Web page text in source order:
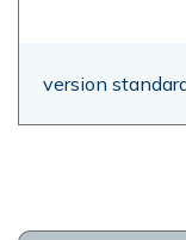
version